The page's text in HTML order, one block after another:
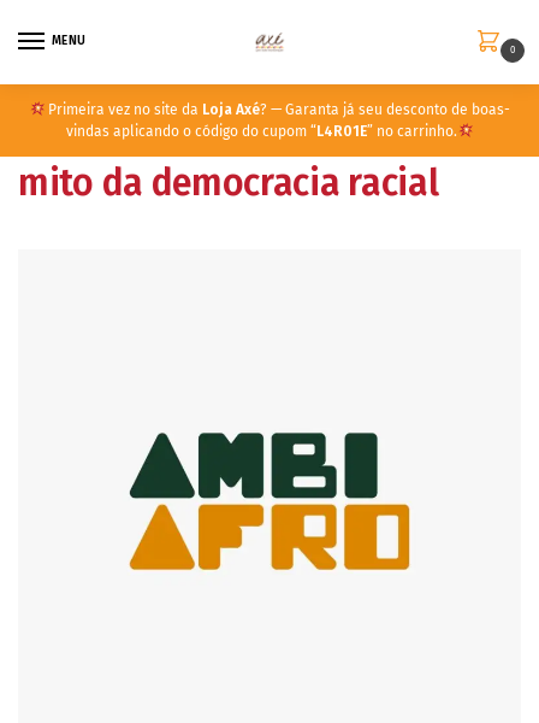
MENU
0
Primeira vez no site da Loja Axé? — Garanta já seu desconto de boas-
vindas aplicando o código do cupom “ L4R01E” no carrinho.
mito da democracia racial